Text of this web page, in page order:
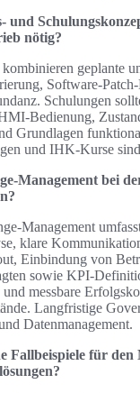
und
nötig?
geplante
Schulungen
Grundlagen
und IHK‑Kurse
bei
klare
Einbindung von
sowie
messbare
Langfristige
Datenmanagement.
Fallbeispiele für